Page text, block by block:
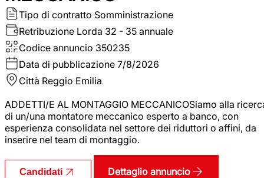
Tipo di contratto Somministrazione
Retribuzione Lorda 32 - 35 annuale
Codice annuncio 350235
Data di pubblicazione 7/8/2026
Città Reggio Emilia
ADDETTI/E AL MONTAGGIO MECCANICOSiamo alla
di un/una montatore meccanico esperto a banco, con
esperienza consolidata nel settore dei riduttori o affini, da
inserire nel team di montaggio.
Candidati Dettaglio annuncio